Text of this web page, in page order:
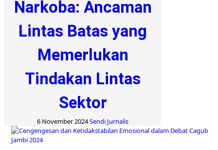
Narkoba: Ancaman
Lintas Batas yang
Memerlukan
Tindakan Lintas
Sektor
6 November 2024Sendi Jurnalis